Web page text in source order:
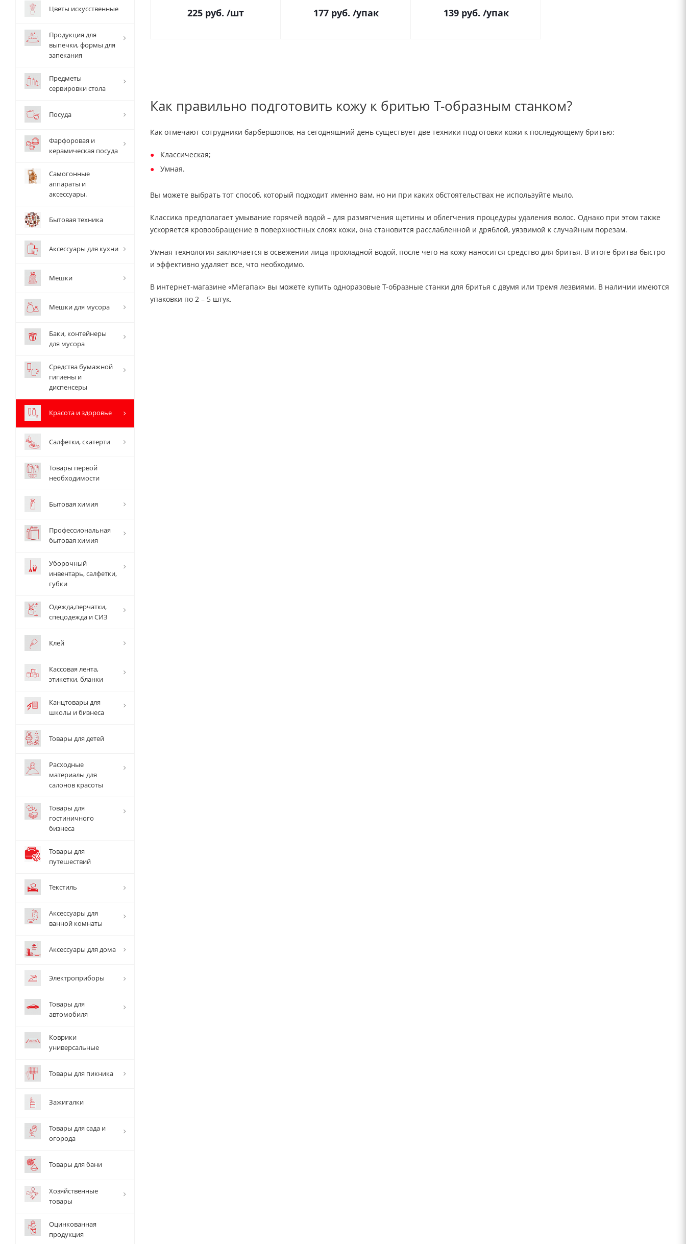
225 руб. /шт 177руб. /упак 139руб. /упак
Как правильно подготовить кожу к бритью Т-образным станком?
Как отмечают сотрудники барбершопов, на сегодняшний день существует две техники подготовки кожи к последующему бритью:
Классическая;
Умная.
Вы можете выбрать тот способ, который подходит именно вам, но ни при каких обстоятельствах не используйте мыло.
Классика предполагает умывание горячей водой – для размягчения щетины и облегчения процедуры удаления волос. Однако при этом также
ускоряется кровообращение в поверхностных слоях кожи, она становится расслабленной и дряблой, уязвимой к случайным порезам.
Умная технология заключается в освежении лица прохладной водой, после чего на кожу наносится средство для бритья. В итоге бритва быстро
и эффективно удаляет все, что необходимо.
В интернет-магазине «Мегапак» вы можете купить одноразовые Т-образные станки для бритья с двумя или тремя лезвиями. В наличии имеются
упаковки по 2 – 5 штук.
Цветы искусственные
Продукция для
выпечки, формы для
запекания
Предметы
сервировки стола
Посуда
Фарфоровая и
керамическая посуда
Самогонные
аппараты и
аксессуары.
Бытовая техника
Аксессуары для кухни
Мешки
Мешки для мусора
Баки, контейнеры
для мусора
Средства бумажной
гигиены и
диспенсеры
Красота и здоровье
Салфетки, скатерти
Товары первой
необходимости
Бытовая химия
Профессиональная
бытовая химия
Уборочный
инвентарь, салфетки,
губки
Одежда,перчатки,
спецодежда и СИЗ
Клей
Кассовая лента,
этикетки, бланки
Канцтовары для
школы и бизнеса
Товары для детей
Расходные
материалы для
салонов красоты
Товары для
гостиничного
бизнеса
Товары для
путешествий
Текстиль
Аксессуары для
ванной комнаты
Аксессуары для дома
Электроприборы
Товары для
автомобиля
Коврики
универсальные
Товары для пикника
Зажигалки
Товары для сада и
огорода
Товары для бани
Хозяйственные
товары
Оцинкованная
продукция